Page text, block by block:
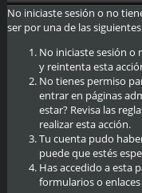
No iniciaste sesión o no
ser por una de las
No iniciaste sesión o
y reintenta esta
No tienes permiso
entrar en páginas
estar? Revisa las
realizar esta acción.
Tu cuenta pudo
puede que estés
Has accedido a esta
formularios o